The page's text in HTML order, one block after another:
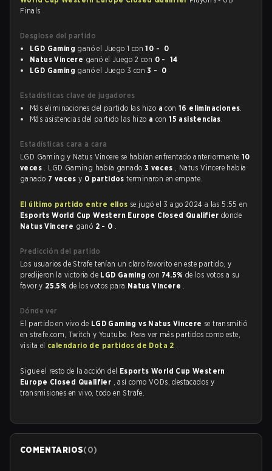
Finals.
Desglose del partido
LGD Gaming ganó el Juego 1 con10 - 0
Natus Vincere ganó el Juego 2 con 0 - 14
LGD Gaming ganó el Juego 3 con3 - 0
Estadísticas clave de jugadores
Más eliminaciones del partido las hizo a con16 eliminaciones.
Más asistencias del partido las hizo a con15 asistencias.
Estadísticas cara a cara
LGD Gaming y Natus Vincere se habían enfrentado anteriormente 10
veces . LGD Gaming había ganado 3 veces , Natus Vincere había
ganado 7 vecesy 0 partidosterminaron en empate.
El último partido entre ellos se jugó el 3 ago 2024 a las 5:55 en
Esports World Cup Western Europe Closed Qualifier donde
Natus Vincere ganó 2 - 0 .
Predicción del partido
Los usuarios de Strafe tenían un claro favorito en este partido, y
predijeron la victoria de LGD Gaming con 74.5% de los votos a su
favor y 25.5% de los votos para Natus Vincere .
Dónde ver
El partido en vivo de LGD Gaming vs Natus Vincere se transmitió
en strafe.com, Twitch y Youtube. Para ver más partidos como este,
visita el calendario de partidos de Dota 2 .
Sigue el resto de la acción del Esports World Cup Western
Europe Closed Qualifier , así como VODs, destacados y
transmisiones en vivo, todo en Strafe.
COMENTARIOS(0)